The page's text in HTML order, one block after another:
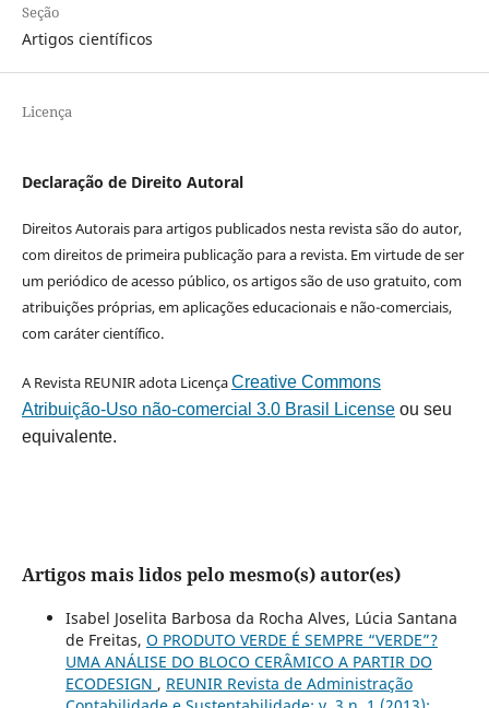
Seção
Artigos científicos
Licença
Declaração de Direito Autoral
Direitos Autorais para artigos publicados nesta revista são do autor,
com direitos de primeira publicação para a revista. Em virtude de ser
um periódico de acesso público, os artigos são de uso gratuito, com
atribuições próprias, em aplicações educacionais e não-comerciais,
com caráter científico.
A Revista REUNIR adota LicençaCreative Commons
Atribuição-Uso não-comercial 3.0 Brasil Licenseou seu
equivalente.
Artigos mais lidos pelo mesmo(s) autor(es)
Isabel Joselita Barbosa da Rocha Alves, Lúcia Santana
de Freitas, O PRODUTO VERDE É SEMPRE “VERDE”?
UMA ANÁLISE DO BLOCO CERÂMICO A PARTIR DO
ECODESIGN , REUNIR Revista de Administração